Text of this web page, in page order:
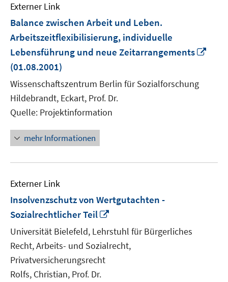
Externer Link
Balance zwischen Arbeit und Leben.
Arbeitszeitflexibilisierung, individuelle
Lebensführung und neue Zeitarrangements
(01.08.2001)
Wissenschaftszentrum Berlin für Sozialforschung
Hildebrandt, Eckart, Prof. Dr.
Quelle: Projektinformation
mehr Informationen
Externer Link
Insolvenzschutz von Wertgutachten -
Sozialrechtlicher Teil
neuem
Fenster
öffnen
Universität Bielefeld, Lehrstuhl für Bürgerliches
Recht, Arbeits- und Sozialrecht,
Privatversicherungsrecht
Rolfs, Christian, Prof. Dr.